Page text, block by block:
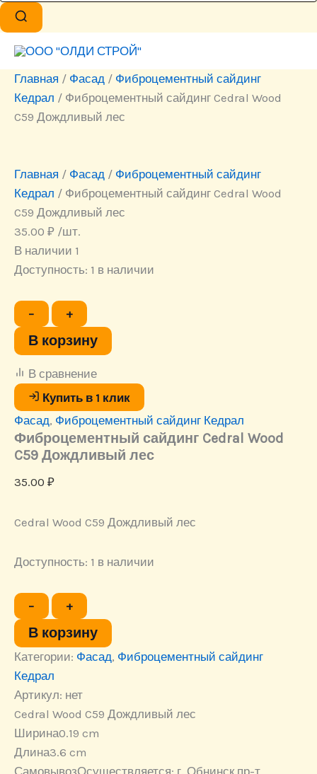
Главная / Фасад / Фиброцементный сайдинг
Кедрал / Фиброцементный сайдинг Cedral Wood
C59 Дождливый лес
Главная / Фасад / Фиброцементный сайдинг
Кедрал / Фиброцементный сайдинг Cedral Wood
C59 Дождливый лес
35.00 ₽ /шт.
В наличии 1
Доступность: 1 в наличии
−
Количество
товара
Фиброцементный
сайдинг
Wood
Дождливый
лес
+
В корзину
В сравнение
Купить в 1 клик
Фасад, Фиброцементный сайдинг Кедрал
Фиброцементный сайдинг Cedral Wood
C59 Дождливый лес
35.00 ₽
Cedral Wood C59 Дождливый лес
Доступность: 1 в наличии
−
Количество
товара
Фиброцементный
сайдинг
Cedral
C59
Дождливый
лес
+
В корзину
Категории: Фасад, Фиброцементный сайдинг
Кедрал
Артикул: нет
Cedral Wood C59 Дождливый лес
Ширина0.19 cm
Длина3.6 cm